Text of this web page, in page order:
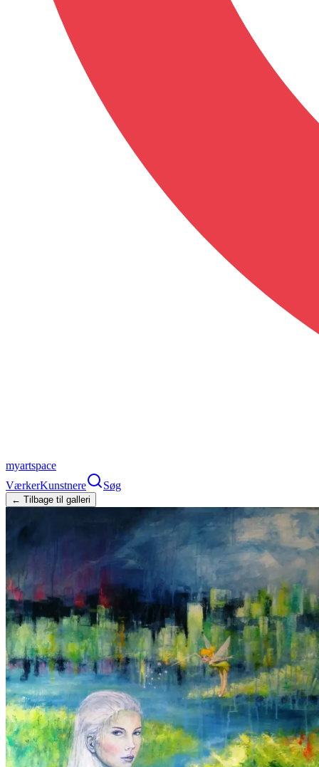
myartspace
VærkerKunstnere Søg
← Tilbage til galleri